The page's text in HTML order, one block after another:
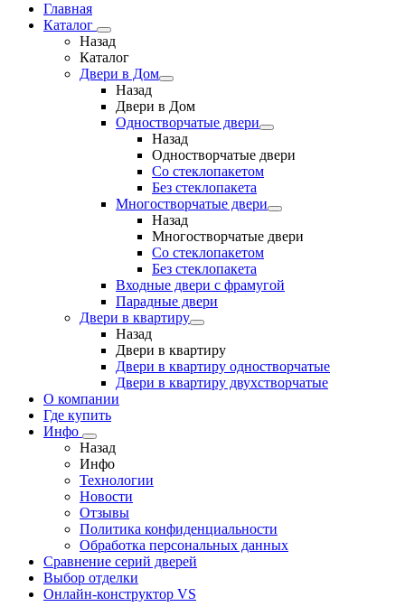
Главная
Каталог
Назад
Каталог
Двери в Дом
Назад
Двери в Дом
Одностворчатые двери
Назад
Одностворчатые двери
Со стеклопакетом
Без стеклопакета
Многостворчатые двери
Назад
Многостворчатые двери
Со стеклопакетом
Без стеклопакета
Входные двери с фрамугой
Парадные двери
Двери в квартиру
Назад
Двери в квартиру
Двери в квартиру одностворчатые
Двери в квартиру двухстворчатые
О компании
Где купить
Инфо
Назад
Инфо
Технологии
Новости
Отзывы
Политика конфиденциальности
Обработка персональных данных
Сравнение серий дверей
Выбор отделки
Онлайн-конструктор VS